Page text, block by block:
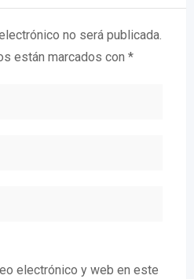
no será publicada.
están marcados con *
electrónico y web en este